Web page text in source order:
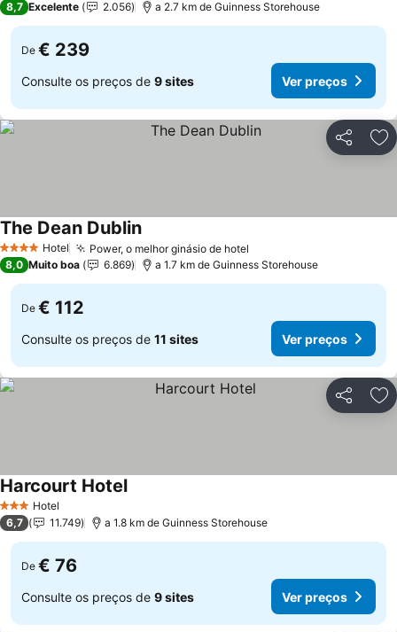
8,7 Excelente 2.056 a 2.7 km de Guinness Storehouse
De € 239
Consulte os preços de 9 sites Ver preços
Partilhar
4 EstrelasHotel Power, o melhor ginásio de hotel
The Dean DublinVer preços
8,0 Muito boa 6.869 a 1.7 km de Guinness Storehouse
De € 112
Consulte os preços de 11 sites Ver preços
Partilhar
3 EstrelasHotel
Harcourt HotelVer preços
6,7 11.749 a 1.8 km de Guinness Storehouse
De € 76
Consulte os preços de 9 sites Ver preços